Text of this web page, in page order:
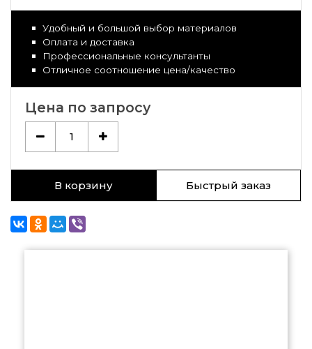
Удобный и большой выбор материалов
Оплата и доставка
Профессиональные консультанты
Отличное соотношение цена/качество
Цена по запросу
1
В корзину Быстрый заказ